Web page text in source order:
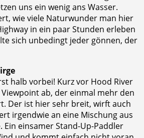
uns ein wenig ans Wasser.
wie viele Naturwunder man hier
in ein paar Stunden erleben
sich unbedingt jeder gönnen, der
halb vorbei! Kurz vor Hood River
ab, der einmal mehr den
Der ist hier sehr breit, wirft auch
irgendwie an eine Mischung aus
Ein einsamer Stand-Up-Paddler